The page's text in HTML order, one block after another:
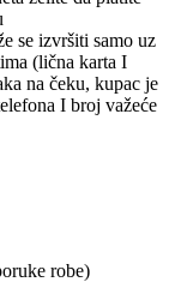
se izvršiti samo uz
(lična karta I
na čeku, kupac je
I broj važeće
robe)